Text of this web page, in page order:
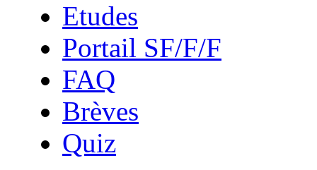
Etudes
Portail SF/F/F
FAQ
Brèves
Quiz